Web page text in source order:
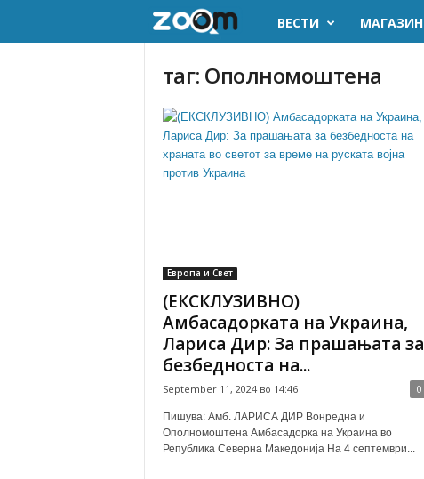
m
ВЕСТИ МАГАЗИН
таг: Ополномоштена
Европа и Свет
(ЕКСКЛУЗИВНО)
Амбасадорката на Украина,
Лариса Дир: За прашањата за
безбедноста на...
September 11, 2024 во 14:46 0
Пишува: Амб. ЛАРИСА ДИР Вонредна и
Ополномоштена Амбасадорка на Украина во
Република Северна Македонија На 4 септември...